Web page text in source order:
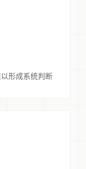
形成系统判断